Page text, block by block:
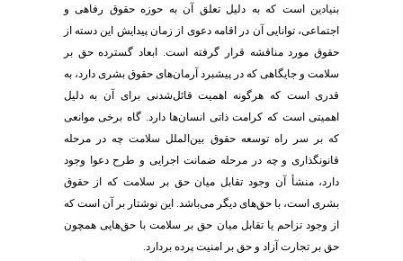
بنیادین است که به دلیل تعلق آن به حوزه حقوق رفاهی و
اجتماعی، توانایی آن در اقامه دعوی از زمان پیدایش این دسته از
حقوق مورد مناقشه قرار گرفته است. ابعاد گسترده حق بر
سلامت و جایگاهی که در پیشبرد آرمان‌های حقوق بشری دارد، به
قدری است که هرگونه اهمیت قائل‌شدنی برای آن به دلیل
اهمیتی است که کرامت ذاتی انسان‌ها دارد. گاه برخی موانعی
که بر سر راه توسعه حقوق بین‌الملل سلامت چه در مرحله
قانونگذاری و چه در مرحله ضمانت اجرایی و طرح دعوا وجود
دارد، منشأ آن وجود تقابل میان حق بر سلامت که از حقوق
بشری است، با حق‌های دیگر می‌باشد. این نوشتار بر آن است که
از وجود تزاحم یا تقابل میان حق بر سلامت با حق‌هایی همچون
حق بر تجارت آزاد و حق بر امنیت پرده بردارد.